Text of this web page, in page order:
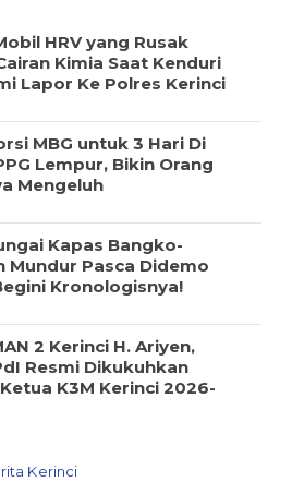
HRV yang Rusak
Kimia Saat Kenduri
Lapor Ke Polres Kerinci
MBG untuk 3 Hari Di
Lempur, Bikin Orang
Mengeluh
Kapas Bangko-
Mundur Pasca Didemo
Kronologisnya!
2 Kerinci H. Ariyen,
Resmi Dikukuhkan
K3M Kerinci 2026-
Kerinci